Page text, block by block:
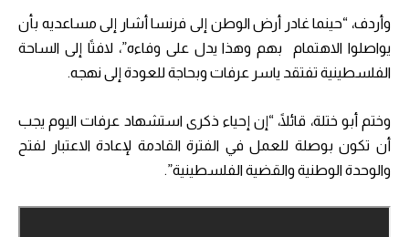
وأردف، “حينما غادر أرض الوطن إلى فرنسا أشار إلى مساعديه بأن
يواصلوا الاهتمام بهم وهذا يدل على وفاءه”، لافتًا إلى الساحة
الفلسطينية تفتقد ياسر عرفات وبحاجة للعودة إلى نهجه.
وختم أبو ختلة، قائلًا، “إن إحياء ذكرى استشهاد عرفات اليوم يجب
أن تكون بوصلة للعمل في الفترة القادمة لإعادة الاعتبار لفتح
والوحدة الوطنية والقضية الفلسطينية”.